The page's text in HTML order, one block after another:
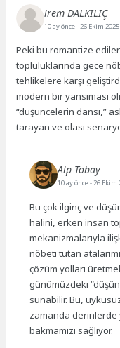
irem DALKILIÇ
10 ay önce- 26 Ekim
Peki bu romantize
topluluklarında gece
tehlikelere karşı
modern bir yansıması
“düşüncelerin dansı,”
tarayan ve olası
Alp Tobay
10 ay önce- 26 Ekim
Bu çok ilginç ve
halini, erken insan
mekanizmalarıyla
nöbeti tutan
çözüm yolları
günümüzdeki
sunabilir. Bu,
zamanda derinlerde
bakmamızı sağlıyor.